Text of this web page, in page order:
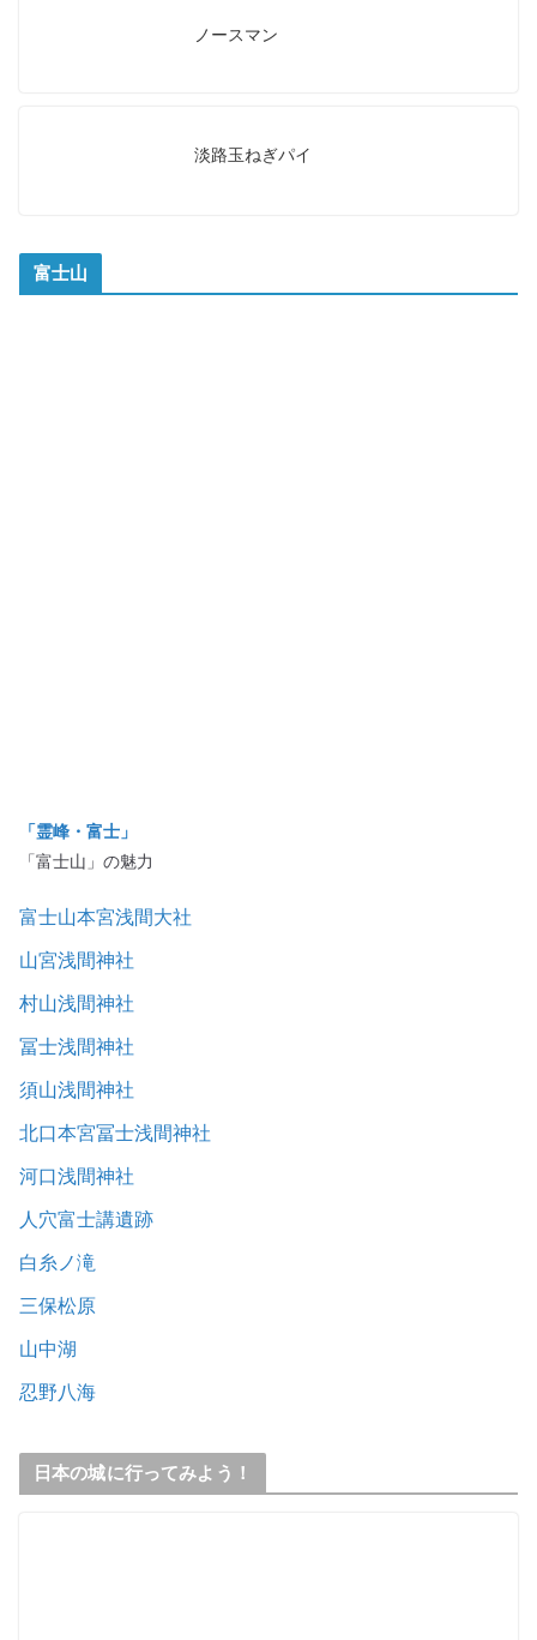
ノースマン
淡路玉ねぎパイ
富士山
「霊峰・富士」
「富士山」の魅力
富士山本宮浅間大社
山宮浅間神社
村山浅間神社
冨士浅間神社
須山浅間神社
北口本宮冨士浅間神社
河口浅間神社
人穴富士講遺跡
白糸ノ滝
三保松原
山中湖
忍野八海
日本の城に行ってみよう！